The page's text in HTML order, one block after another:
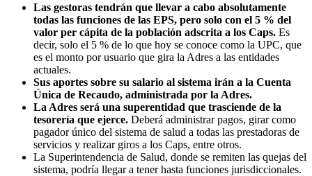
Las gestoras tendrán que llevar a cabo absolutamente
todas las funciones de las EPS, pero solo con el 5 % del
valor per cápita de la población adscrita a los Caps. Es
decir, solo el 5 % de lo que hoy se conoce como la UPC, que
es el monto por usuario que gira la Adres a las entidades
actuales.
Sus aportes sobre su salario al sistema irán a la Cuenta
Única de Recaudo, administrada por la Adres.
La Adres será una superentidad que trasciende de la
tesorería que ejerce. Deberá administrar pagos, girar como
pagador único del sistema de salud a todas las prestadoras de
servicios y realizar giros a los Caps, entre otros.
La Superintendencia de Salud, donde se remiten las quejas del
sistema, podría llegar a tener hasta funciones jurisdiccionales.